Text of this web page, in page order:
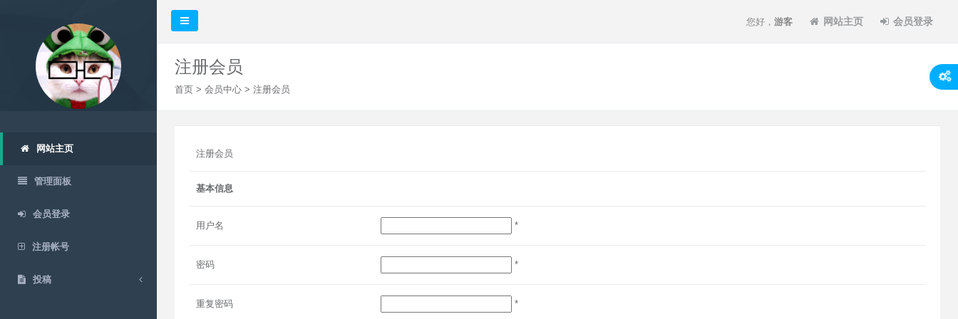
网站主页
管理面板
会员登录
注册帐号
投稿
您好， 游客 网站主页 会员登录
注册会员
首页 > 会员中心 > 注册会员
注册会员
基本信息
用户名 *
密码 *
重复密码 *